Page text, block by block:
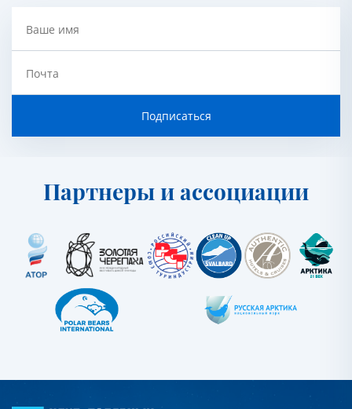
Ваше имя
Почта
Подписаться
Партнеры и ассоциации